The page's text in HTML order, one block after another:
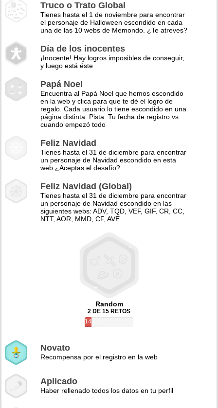
Truco o Trato Global
Tienes hasta el 1 de noviembre para encontrar
el personaje de Halloween escondido en cada
una de las 10 webs de Memondo. ¿Te atreves?
Día de los inocentes
¡Inocente! Hay logros imposibles de conseguir,
y luego está éste
Papá Noel
Encuentra al Papá Noel que hemos escondido
en la web y clica para que te dé el logro de
regalo. Cada usuario lo tiene escondido en una
página distinta. Pista: Tu fecha de registro vs
cuando empezó todo
Feliz Navidad
Tienes hasta el 31 de diciembre para encontrar
un personaje de Navidad escondido en esta
web ¿Aceptas el desafío?
Feliz Navidad (Global)
Tienes hasta el 31 de diciembre para encontrar
un personaje de Navidad escondido en las
siguientes webs: ADV, TQD, VEF, GIF, CR, CC,
NTT, AOR, MMD, CF, AVE
Random
2 DE 15 RETOS
14%
Novato
Recompensa por el registro en la web
Aplicado
Haber rellenado todos los datos en tu perfil